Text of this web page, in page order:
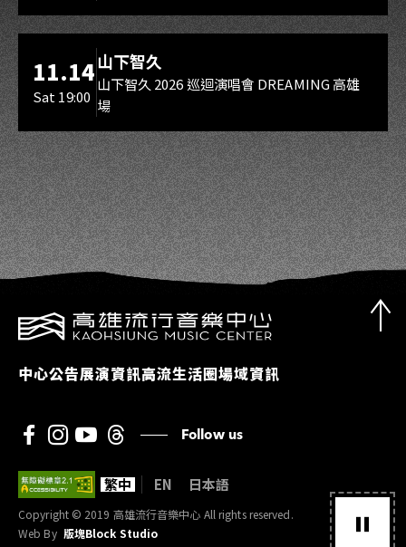
11.14
Sat 19:00
山下智久
山下智久 2026 巡迴演唱會 DREAMING 高雄
場
中心公告展演資訊高流生活圈場域資訊
Follow us
Copyright © 2019 高雄流行音樂中心 All rights reserved.
Web By 版塊Block Studio
繁中 EN 日本語